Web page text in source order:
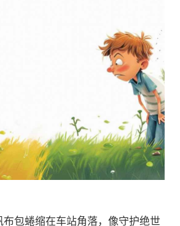
包蜷缩在车站角落，像守护绝世